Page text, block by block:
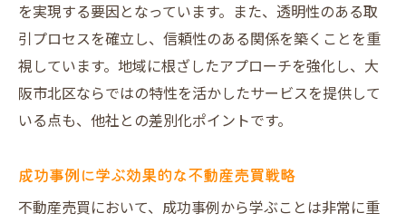
を実現する要因となっています。また、透明性のある取
引プロセスを確立し、信頼性のある関係を築くことを重
視しています。地域に根ざしたアプローチを強化し、大
阪市北区ならではの特性を活かしたサービスを提供して
いる点も、他社との差別化ポイントです。
成功事例に学ぶ効果的な不動産売買戦略
不動産売買において、成功事例から学ぶことは非常に重